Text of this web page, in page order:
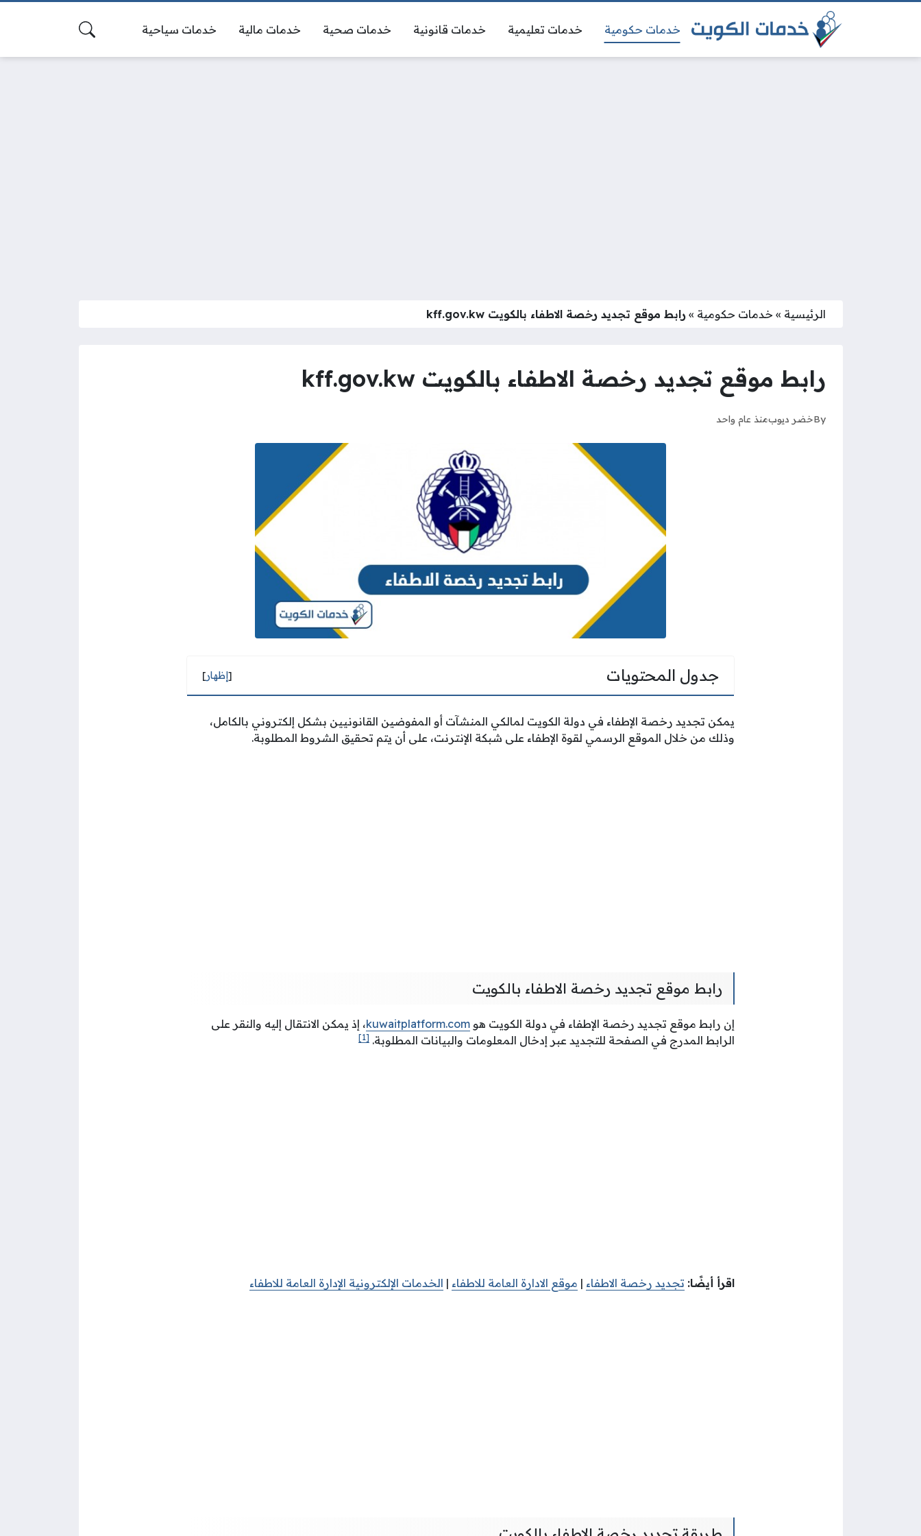
خدمات حكومية خدمات تعليمية خدمات قانونية خدمات صحية خدمات مالية خدمات سياحية
الرئيسية » خدمات حكومية »رابط موقع تجديد رخصة الاطفاء بالكويت kff.gov.kw
رابط موقع تجديد رخصة الاطفاء بالكويت kff.gov.kw
Byخضر ديوبمنذ عام واحد
جدول المحتويات [إظهار]
يمكن تجديد رخصة الإطفاء في دولة الكويت لمالكي المنشآت أو المفوضين القانونيين بشكل إلكتروني بالكامل،
وذلك من خلال الموقع الرسمي لقوة الإطفاء على شبكة الإنترنت، على أن يتم تحقيق الشروط المطلوبة.
رابط موقع تجديد رخصة الاطفاء بالكويت
إن رابط موقع تجديد رخصة الإطفاء في دولة الكويت هو kuwaitplatform.com، إذ يمكن الانتقال إليه والنقر على
الرابط المدرج في الصفحة للتجديد عبر إدخال المعلومات والبيانات المطلوبة. [1]
اقرأ أيضًا: تجديد رخصة الاطفاء | موقع الادارة العامة للاطفاء | الخدمات الإلكترونية الإدارة العامة للاطفاء